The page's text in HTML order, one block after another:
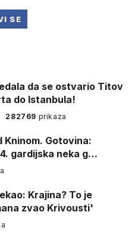
SE
da se ostvario Titov
do Istanbula!
282769 prikaza
gardijska neka g…
Krajina? To je
zvao Krivousti'